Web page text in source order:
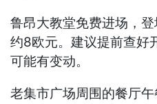
鲁昂大教堂免费进场，
约8欧元。建议提前查好
可能有变动。
老集市广场周围的餐厅